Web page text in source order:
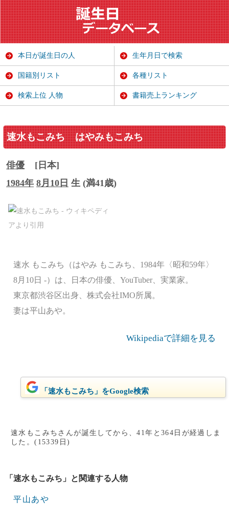
速水もこみち はやみもこみち
俳優
[日本]
1984年 8月10日 生 (満41歳)
速水 もこみち（はやみ もこみち、1984年〈昭和59年〉
8月10日 -）は、日本の俳優、YouTuber、実業家。
東京都渋谷区出身、株式会社IMO所属。
妻は平山あや。
Wikipediaで詳細を見る
「速水もこみち」をGoogle検索
速水もこみちさんが誕生してから、41年と364日が経過しま
した。(15339日)
「速水もこみち」と関連する人物
平山あや
本日が誕生日の人 生年月日で検索
国籍別リスト 各種リスト
検索上位 人物 書籍売上ランキング